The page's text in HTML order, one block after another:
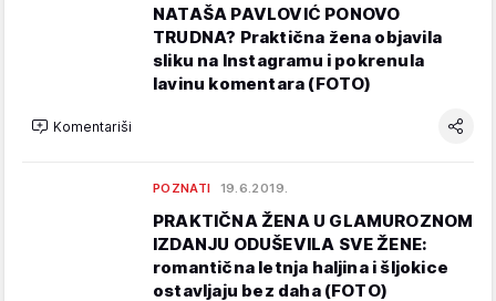
NATAŠA PAVLOVIĆ PONOVO
TRUDNA? Praktična žena objavila
sliku na Instagramu i pokrenula
lavinu komentara (FOTO)
Komentariši
POZNATI 19.6.2019.
PRAKTIČNA ŽENA U GLAMUROZNOM
IZDANJU ODUŠEVILA SVE ŽENE:
romantična letnja haljina i šljokice
ostavljaju bez daha (FOTO)